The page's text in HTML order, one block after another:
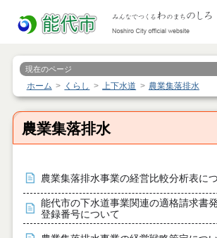
現在のページ
ホーム くらし 上下水道 農業集落排水
農業集落排水
農業集落排水事業の経営比較分析表に
能代市の下水道事業関連の適格請求書
登録番号について